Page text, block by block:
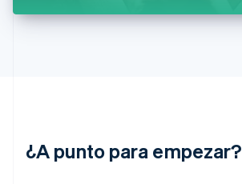
¿A punto para empezar?
India
Letonia
English